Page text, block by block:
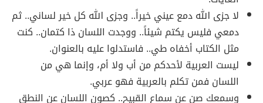
لا جزى الله دمع عيني خيراً.. وجزى الله كل خير لساني.. ثم
دمعي فليس يكتم شيئاً.. ووجدت اللسان ذا كتمان.. كنت
مثل الكتاب أخفاه طي.. فاستدلوا عليه بالعنوان.
ليست العربية لأحدكم من أب ولا أم، وإنما هي من
اللسان فمن تكلم بالعربية فهو عربي.
وسمعك صن عن سماع القبيح.. كصون اللسان عن النطق